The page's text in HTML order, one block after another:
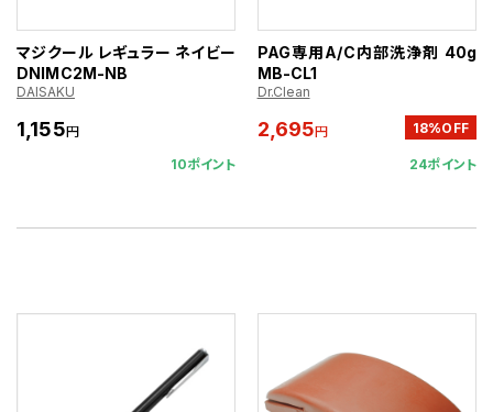
マジクール レギュラー ネイビー
DNIMC2M-NB
DAISAKU
1,155円
10ポイント
PAG専用A/C内部洗浄剤 40g
MB-CL1
Dr.Clean
2,695円 18%OFF
24ポイント